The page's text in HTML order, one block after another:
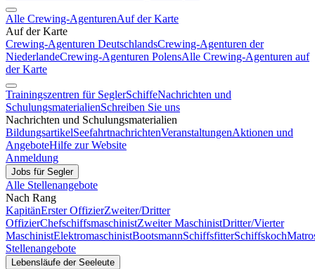
Alle Crewing-AgenturenAuf der Karte
Auf der Karte
Crewing-Agenturen DeutschlandsCrewing-Agenturen der
NiederlandeCrewing-Agenturen PolensAlle Crewing-Agenturen auf
der Karte
Trainingszentren für SeglerSchiffeNachrichten und
SchulungsmaterialienSchreiben Sie uns
Nachrichten und Schulungsmaterialien
BildungsartikelSeefahrtnachrichtenVeranstaltungenAktionen und
AngeboteHilfe zur Website
Anmeldung
Jobs für Segler
Alle Stellenangebote
Nach Rang
KapitänErster OffizierZweiter/Dritter
OffizierChefschiffsmaschinistZweiter MaschinistDritter/Vierter
MaschinistElektromaschinistBootsmannSchiffsfitterSchiffskoch
Stellenangebote
Lebensläufe der Seeleute